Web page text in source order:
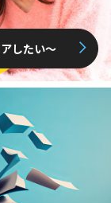
したい〜